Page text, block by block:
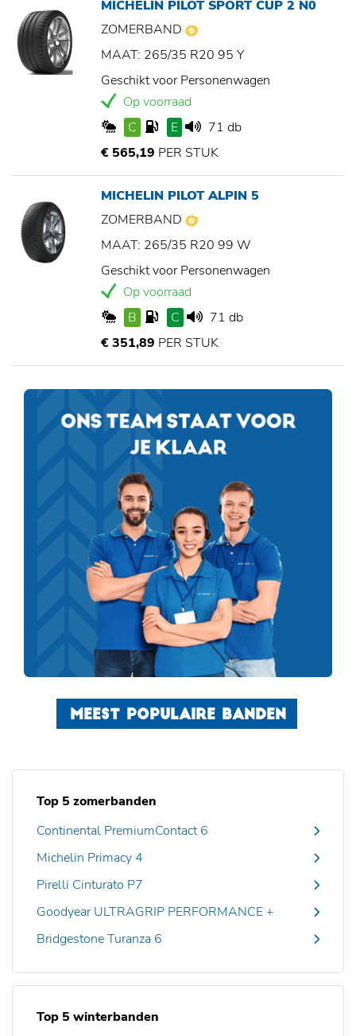
MICHELIN PILOT SPORT CUP 2 N0
ZOMERBAND
MAAT: 265/35 R20 95 Y
Geschikt voor Personenwagen
Op voorraad
C
E
71 db
€ 565,19 PER STUK
MICHELIN PILOT ALPIN 5
ZOMERBAND
MAAT: 265/35 R20 99 W
Geschikt voor Personenwagen
Op voorraad
B
C
71 db
€ 351,89 PER STUK
MEEST POPULAIRE BANDEN
Top 5 zomerbanden
Continental PremiumContact 6
Michelin Primacy 4
Pirelli Cinturato P7
Goodyear ULTRAGRIP PERFORMANCE +
Bridgestone Turanza 6
Top 5 winterbanden